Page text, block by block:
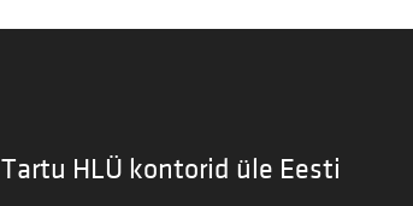
Tartu HLÜ kontorid üle Eesti